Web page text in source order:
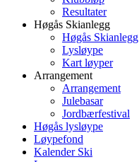
Resultater
Høgås Skianlegg
Høgås Skianlegg
Lysløype
Kart løyper
Arrangement
Arrangement
Julebasar
Jordbærfestival
Høgås lysløype
Løypefond
Kalender Ski